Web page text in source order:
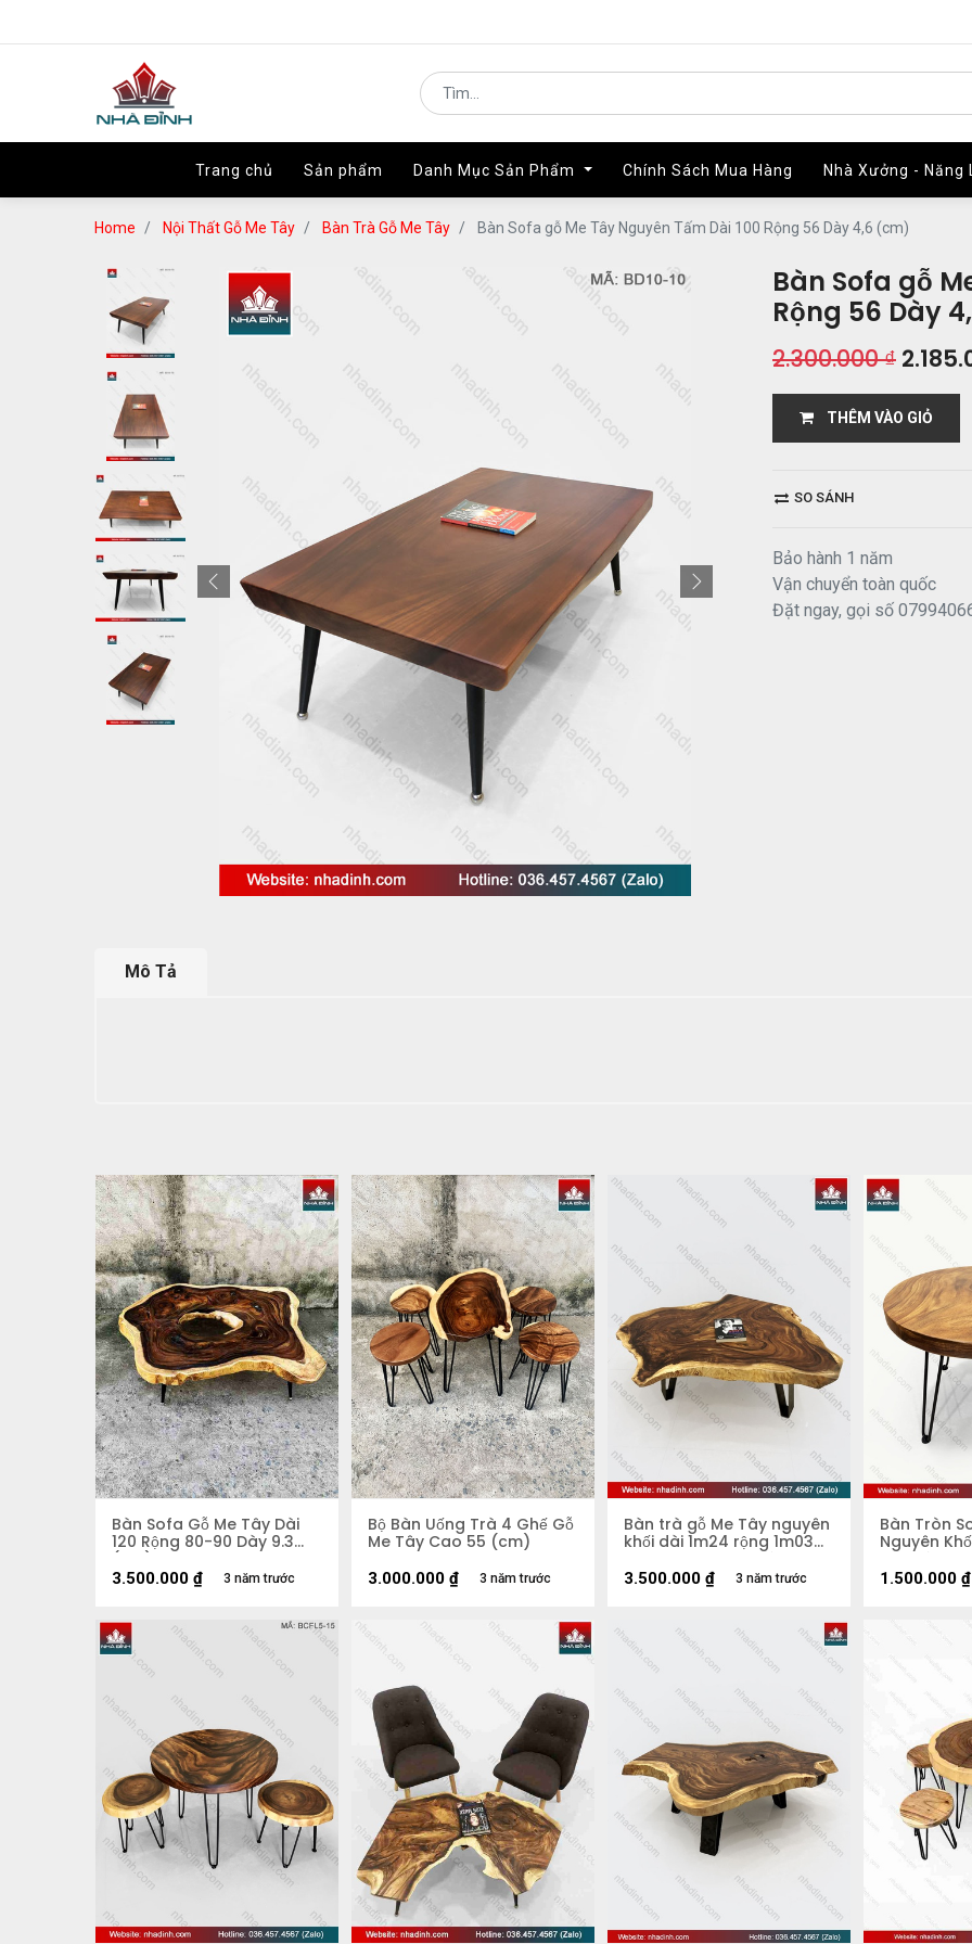
Trang chủ Sản phẩm Danh Mục Sản Phẩm Chính Sách Mua Hàng Nhà Xưởng - Năng
Trang chủ Sản phẩm Danh Mục Sản Phẩm Chính Sách Mua Hàng Nhà Xưởng - Năng
Home Nội Thất Gỗ Me Tây Bàn Trà Gỗ Me Tây Bàn Sofa gỗ Me Tây Nguyên Tấm Dài 100 Rộng 56 Dày 4,6 (cm)
Bàn Sofa gỗ
Rộng 56 Dày
2.300.000₫
THÊM VÀO GIỎ
SO SÁNH
Bảo hành 1 năm
Vận chuyển toàn quốc
Đặt ngay, gọi số
Mô Tả
Bàn Sofa Gỗ Me Tây Dài
120 Rộng 80-90 Dày 9.3
(cm)
3 năm trước
3.500.000 ₫
Bộ Bàn Uống Trà 4 Ghế Gỗ
Me Tây Cao 55 (cm)
3 năm trước
3.000.000 ₫
Bàn trà gỗ Me Tây nguyên
khối dài 1m24 rộng 1m03
cao 40,5cm mặt dày 7cm
3 năm trước
3.500.000 ₫
Bàn Tròn
Nguyên
600 dày
1.500.000 ₫